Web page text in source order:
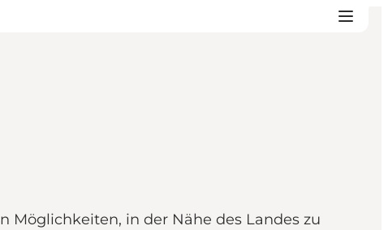
Möglichkeiten, in der Nähe des Landes zu